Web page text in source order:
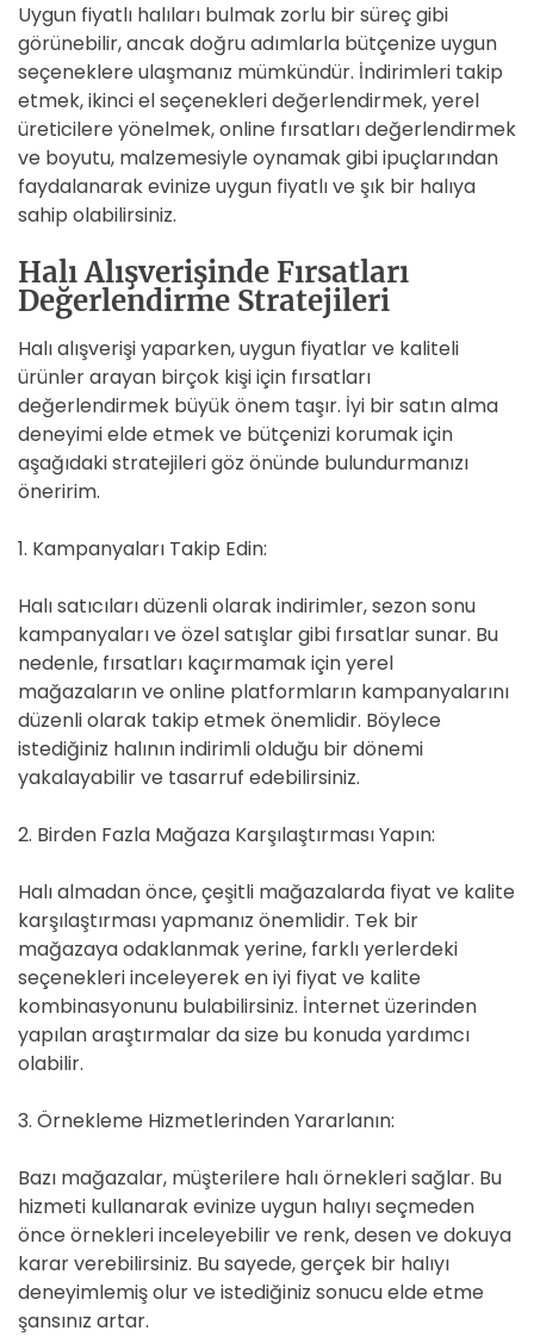
Uygun fiyatlı halıları bulmak zorlu bir süreç gibi
görünebilir, ancak doğru adımlarla bütçenize uygun
seçeneklere ulaşmanız mümkündür. İndirimleri takip
etmek, ikinci el seçenekleri değerlendirmek, yerel
üreticilere yönelmek, online fırsatları değerlendirmek
ve boyutu, malzemesiyle oynamak gibi ipuçlarından
faydalanarak evinize uygun fiyatlı ve şık bir halıya
sahip olabilirsiniz.
Halı Alışverişinde Fırsatları
Değerlendirme Stratejileri
Halı alışverişi yaparken, uygun fiyatlar ve kaliteli
ürünler arayan birçok kişi için fırsatları
değerlendirmek büyük önem taşır. İyi bir satın alma
deneyimi elde etmek ve bütçenizi korumak için
aşağıdaki stratejileri göz önünde bulundurmanızı
öneririm.
1. Kampanyaları Takip Edin:
Halı satıcıları düzenli olarak indirimler, sezon sonu
kampanyaları ve özel satışlar gibi fırsatlar sunar. Bu
nedenle, fırsatları kaçırmamak için yerel
mağazaların ve online platformların kampanyalarını
düzenli olarak takip etmek önemlidir. Böylece
istediğiniz halının indirimli olduğu bir dönemi
yakalayabilir ve tasarruf edebilirsiniz.
2. Birden Fazla Mağaza Karşılaştırması Yapın:
Halı almadan önce, çeşitli mağazalarda fiyat ve kalite
karşılaştırması yapmanız önemlidir. Tek bir
mağazaya odaklanmak yerine, farklı yerlerdeki
seçenekleri inceleyerek en iyi fiyat ve kalite
kombinasyonunu bulabilirsiniz. İnternet üzerinden
yapılan araştırmalar da size bu konuda yardımcı
olabilir.
3. Örnekleme Hizmetlerinden Yararlanın:
Bazı mağazalar, müşterilere halı örnekleri sağlar. Bu
hizmeti kullanarak evinize uygun halıyı seçmeden
önce örnekleri inceleyebilir ve renk, desen ve dokuya
karar verebilirsiniz. Bu sayede, gerçek bir halıyı
deneyimlemiş olur ve istediğiniz sonucu elde etme
şansınız artar.